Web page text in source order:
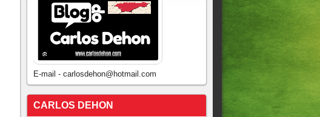
E-mail - carlosdehon@hotmail.com
CARLOS DEHON